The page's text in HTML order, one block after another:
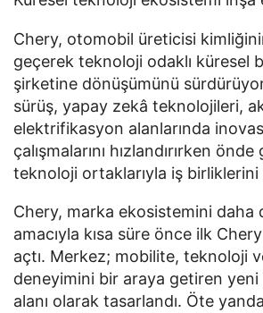
Chery, otomobil üreticisi
geçerek teknoloji odaklı küresel
şirketine dönüşümünü
sürüş, yapay zekâ teknolojileri,
elektrifikasyon alanlarında
çalışmalarını hızlandırırken
teknoloji ortaklarıyla iş
Chery, marka ekosistemini daha
amacıyla kısa süre önce ilk Chery
açtı. Merkez; mobilite, teknoloji
deneyimini bir araya getiren yeni
alanı olarak tasarlandı. Öte